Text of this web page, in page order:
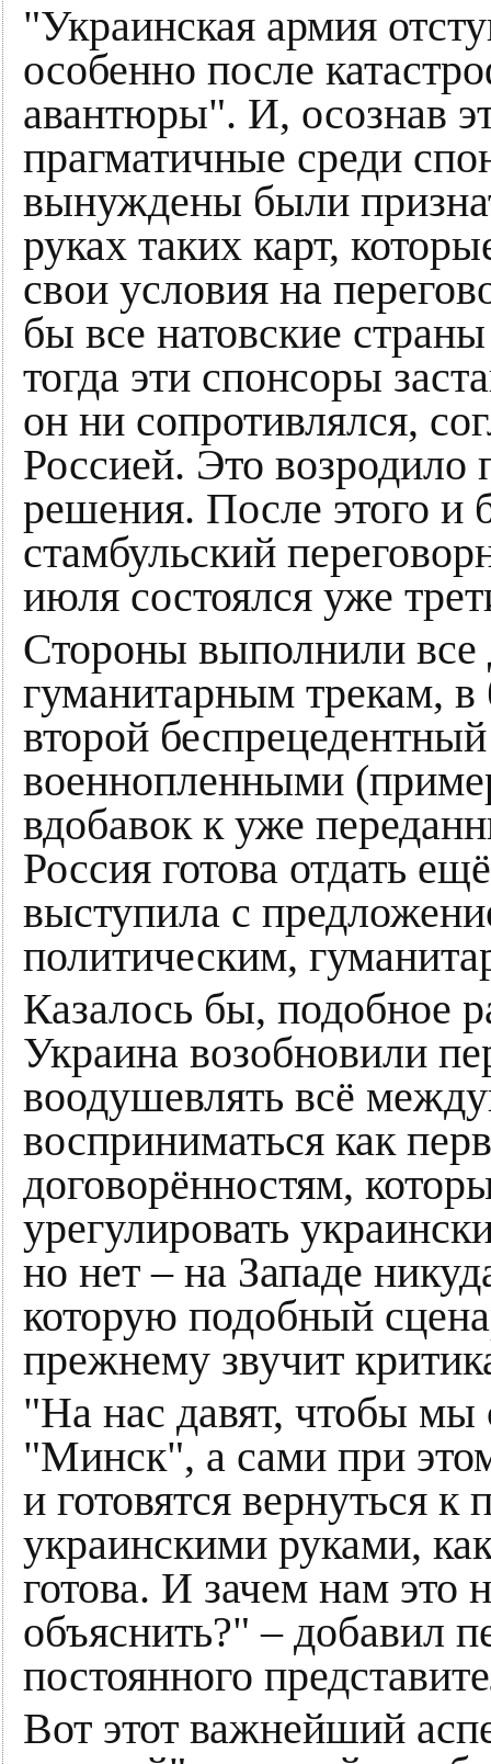
"Украинская армия
особенно после
авантюры". И, осознав
прагматичные среди
вынуждены были
руках таких карт,
свои условия на
бы все натовские
тогда эти спонсоры
он ни сопротивлялся,
Россией. Это
решения. После этого и
стамбульский
июля состоялся уже
Стороны выполнили все
гуманитарным трекам,
второй
военнопленными
вдобавок к уже
Россия готова отдать
выступила с
политическим,
Казалось бы, подобное
Украина возобновили
воодушевлять всё
восприниматься как
договорённостям,
урегулировать
но нет – на Западе
которую подобный
прежнему звучит
"На нас давят, чтобы мы
"Минск", а сами при
и готовятся вернуться
украинскими руками,
готова. И зачем нам это
объяснить?" – добавил
постоянного
Вот этот важнейший